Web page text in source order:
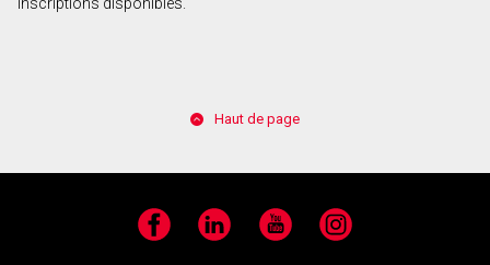
inscriptions disponibles.
Haut de page
Facebook LinkedIn YouTube Instagram